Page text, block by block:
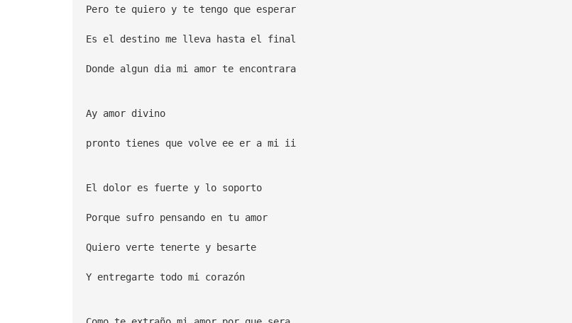
Pero te quiero y te tengo que esperar
Es el destino me lleva hasta el final
Donde algun dia mi amor te encontrara
Ay amor divino
pronto tienes que volve ee er a mi ii
El dolor es fuerte y lo soporto
Porque sufro pensando en tu amor
Quiero verte tenerte y besarte
Y entregarte todo mi corazón